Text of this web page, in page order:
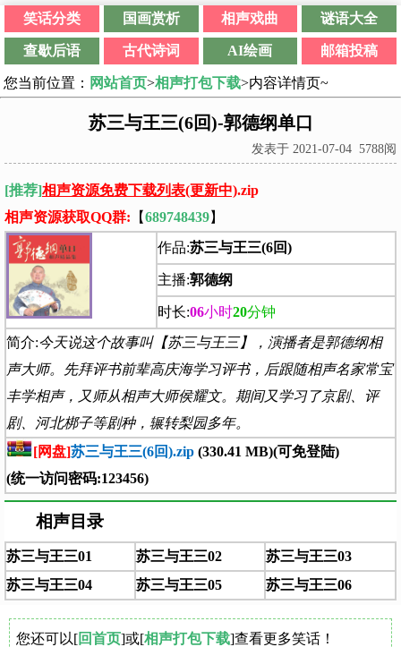
笑话分类 国画赏析 相声戏曲 谜语大全
查歇后语 古代诗词 AI绘画 邮箱投稿
您当前位置： 网站首页>相声打包下载>内容详情页~
苏三与王三(6回)-郭德纲单口
发表于 2021-07-04 5788阅
[推荐]相声资源免费下载列表(更新中).zip
相声资源获取QQ群: 【689748439】
作品:苏三与王三(6回)
主播:郭德纲
时长:06小时20分钟
简介:今天说这个故事叫【苏三与王三】，演播者是郭德纲相
声大师。先拜评书前辈高庆海学习评书，后跟随相声名家常宝
丰学相声，又师从相声大师侯耀文。期间又学习了京剧、评
剧、河北梆子等剧种，辗转梨园多年。
[网盘]苏三与王三(6回).zip (330.41 MB)(可免登陆)
(统一访问密码:123456)
相声目录
苏三与王三01 苏三与王三02
苏三与王三03
苏三与王三04
苏三与王三05 苏三与王三06
您还可以[回首页]或[相声打包下载]查看更多笑话！